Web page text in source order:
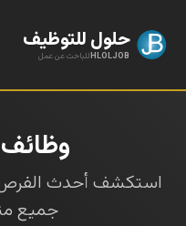
حلول للتوظيف
HLOLJOBللباحث عن عمل
استكشف أحدث الفرص
جميع